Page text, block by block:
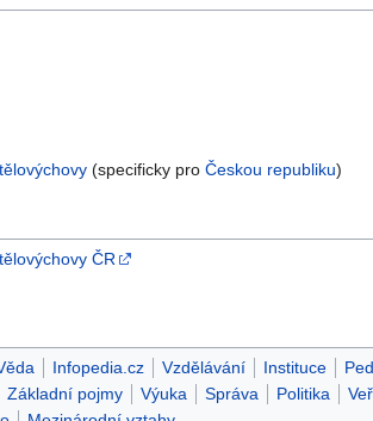
(specificky proČeskou republiku)
ČR
Infopedia.cz Vzdělávání Instituce
Základní pojmy Výuka Správa Politika